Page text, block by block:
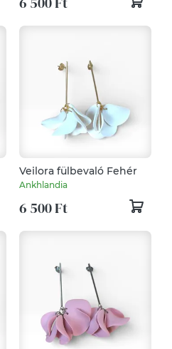
Veilora fülbevaló Fehér
Ankhlandia
6 500 Ft